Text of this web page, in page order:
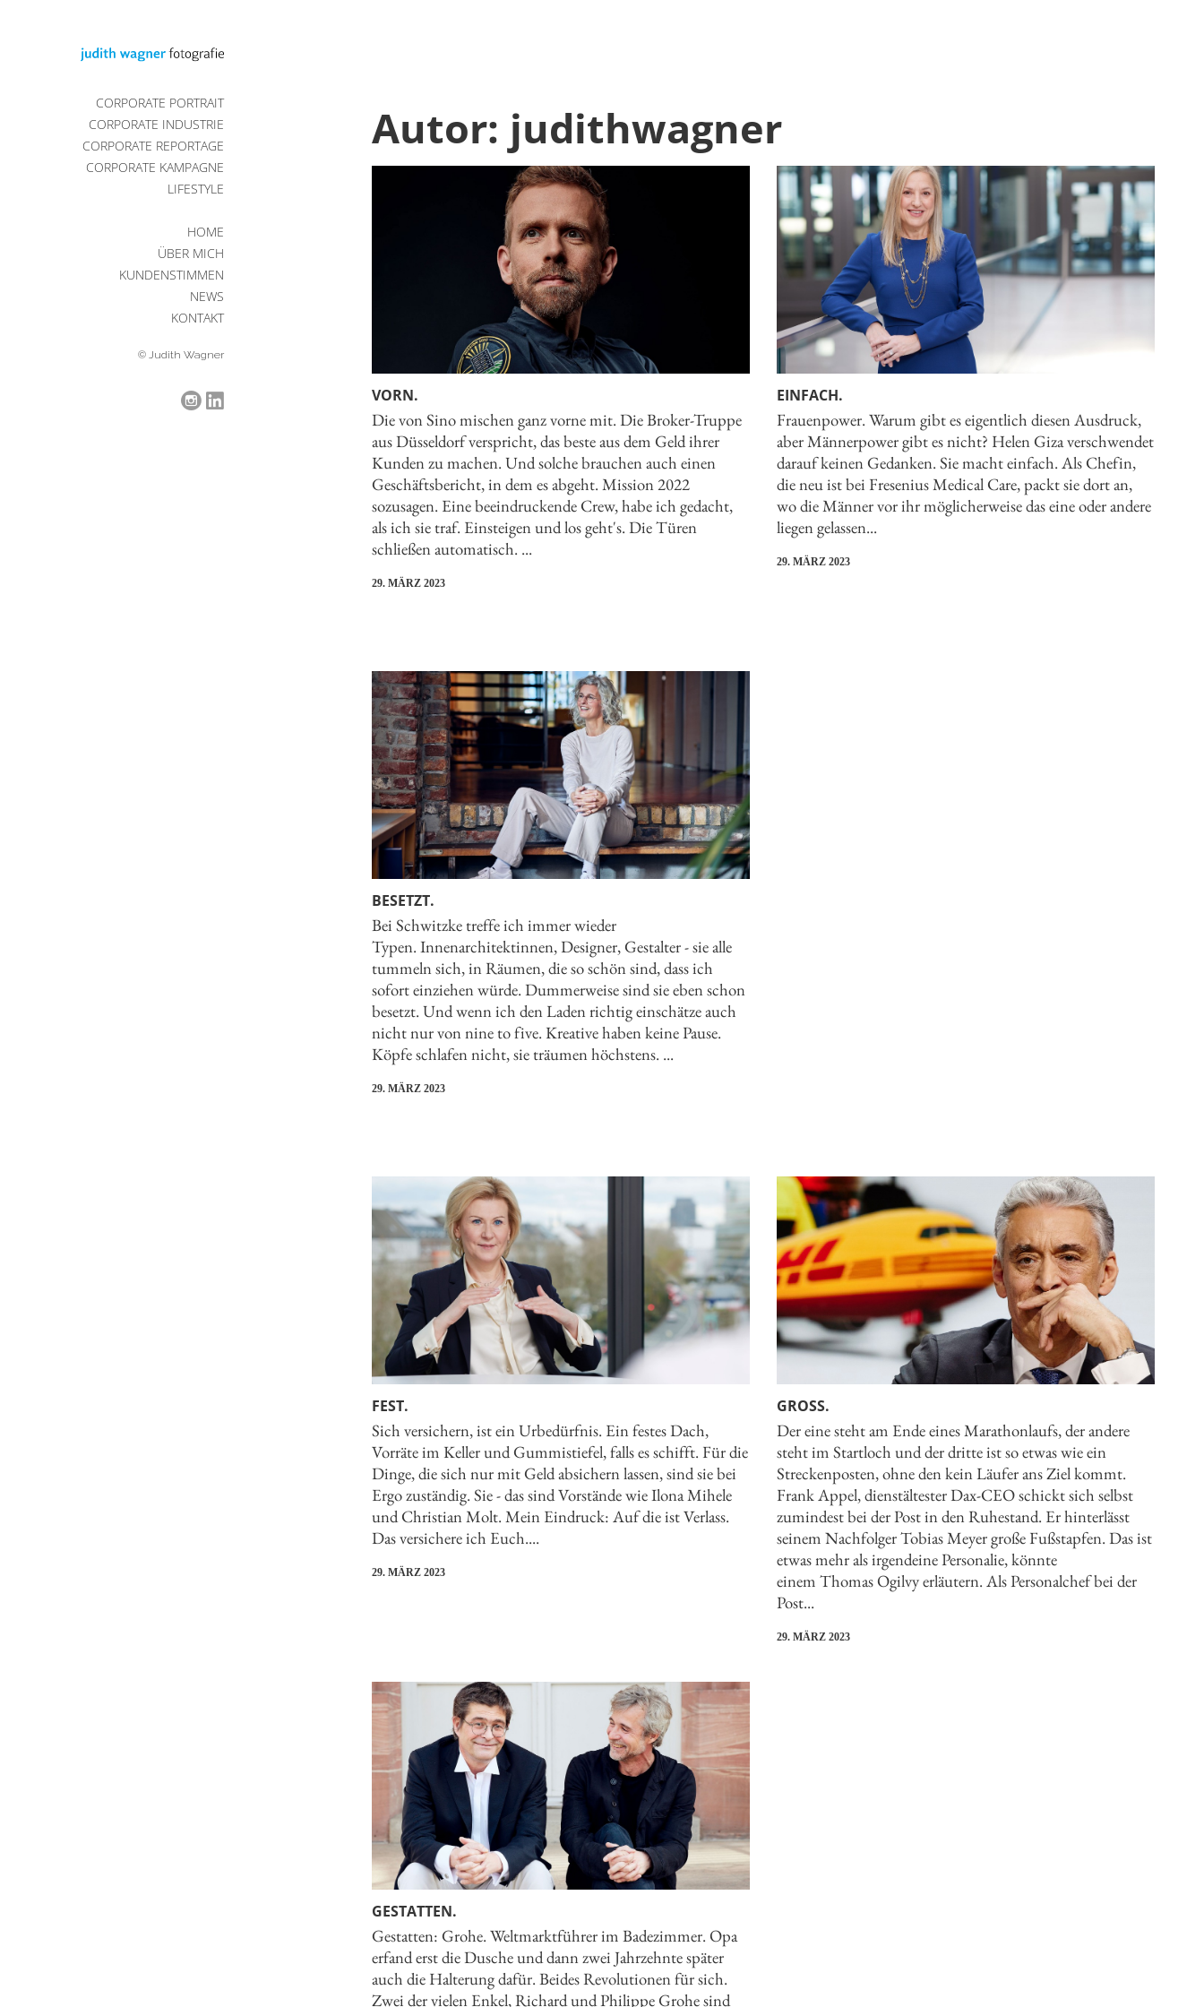
CORPORATE PORTRAIT
CORPORATE INDUSTRIE
CORPORATE REPORTAGE
CORPORATE KAMPAGNE
LIFESTYLE
HOME
ÜBER MICH
KUNDENSTIMMEN
NEWS
KONTAKT
© Judith Wagner
Autor: judithwagner
VORN.
Die von Sino mischen ganz vorne mit. Die Broker-Truppe
aus Düsseldorf verspricht, das beste aus dem Geld ihrer
Kunden zu machen. Und solche brauchen auch einen
Geschäftsbericht, in dem es abgeht. Mission 2022
sozusagen. Eine beeindruckende Crew, habe ich gedacht,
als ich sie traf. Einsteigen und los geht's. Die Türen
schließen automatisch. ...
29. MÄRZ 2023
EINFACH.
Frauenpower. Warum gibt es eigentlich diesen Ausdruck,
aber Männerpower gibt es nicht? Helen Giza verschwendet
darauf keinen Gedanken. Sie macht einfach. Als Chefin,
die neu ist bei Fresenius Medical Care, packt sie dort an,
wo die Männer vor ihr möglicherweise das eine oder andere
liegen gelassen...
29. MÄRZ 2023
BESETZT.
Bei Schwitzke treffe ich immer wieder
Typen. Innenarchitektinnen, Designer, Gestalter - sie alle
tummeln sich, in Räumen, die so schön sind, dass ich
sofort einziehen würde. Dummerweise sind sie eben schon
besetzt. Und wenn ich den Laden richtig einschätze auch
nicht nur von nine to five. Kreative haben keine Pause.
Köpfe schlafen nicht, sie träumen höchstens. ...
29. MÄRZ 2023
FEST.
Sich versichern, ist ein Urbedürfnis. Ein festes Dach,
Vorräte im Keller und Gummistiefel, falls es schifft. Für die
Dinge, die sich nur mit Geld absichern lassen, sind sie bei
Ergo zuständig. Sie - das sind Vorstände wie Ilona Mihele
und Christian Molt. Mein Eindruck: Auf die ist Verlass.
Das versichere ich Euch....
29. MÄRZ 2023
GROSS.
Der eine steht am Ende eines Marathonlaufs, der andere
steht im Startloch und der dritte ist so etwas wie ein
Streckenposten, ohne den kein Läufer ans Ziel kommt.
Frank Appel, dienstältester Dax-CEO schickt sich selbst
zumindest bei der Post in den Ruhestand. Er hinterlässt
seinem Nachfolger Tobias Meyer große Fußstapfen. Das ist
etwas mehr als irgendeine Personalie, könnte
einem Thomas Ogilvy erläutern. Als Personalchef bei der
Post...
29. MÄRZ 2023
GESTATTEN.
Gestatten: Grohe. Weltmarktführer im Badezimmer. Opa
erfand erst die Dusche und dann zwei Jahrzehnte später
auch die Halterung dafür. Beides Revolutionen für sich.
Zwei der vielen Enkel, Richard und Philippe Grohe sind